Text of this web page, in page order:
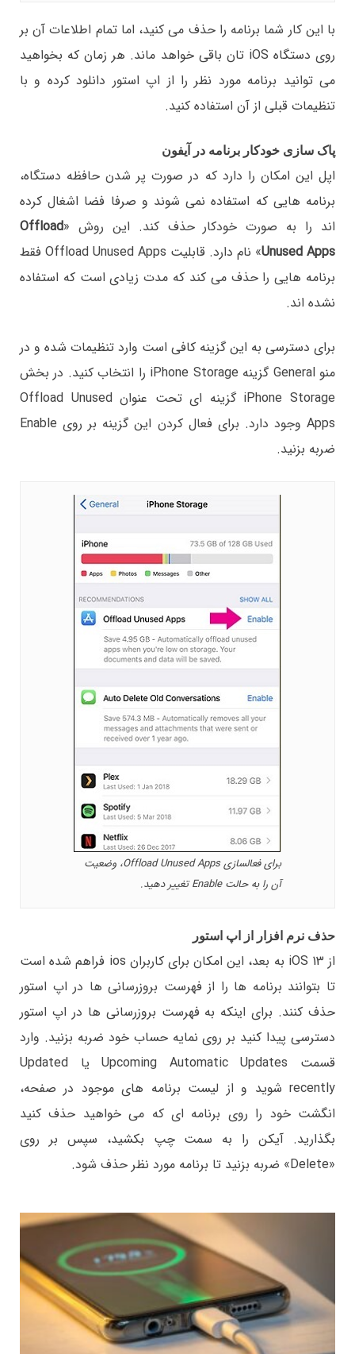
با این کار شما برنامه را حذف می کنید، اما تمام اطلاعات آن بر
روی دستگاه iOS تان باقی خواهد ماند. هر زمان که بخواهید
می توانید برنامه مورد نظر را از اپ استور دانلود کرده و با
تنظیمات قبلی از آن استفاده کنید.
پاک سازی خودکار برنامه در آیفون
اپل این امکان را دارد که در صورت پر شدن حافظه دستگاه،
برنامه هایی که استفاده نمی شوند و صرفا فضا اشغال کرده
اند را به صورت خودکار حذف کند. این روش «Offload
Unused Apps
» نام دارد. قابلیت Offload Unused Apps فقط
برنامه هایی را حذف می کند که مدت زیادی است که استفاده
نشده اند.
برای دسترسی به این گزینه کافی است وارد تنظیمات شده و در
منو General گزینه iPhone Storage را انتخاب کنید. در بخش
iPhone Storage گزینه ای تحت عنوان Offload Unused
Apps وجود دارد. برای فعال کردن این گزینه بر روی Enable
ضربه بزنید.
برای فعالسازی Offload Unused Apps، وضعیت
آن را به حالت Enable تغییر دهید.
حذف نرم افزار از اپ استور
از iOS 13 به بعد، این امکان برای کاربران ios فراهم شده است
تا بتوانند برنامه ها را از فهرست بروزرسانی ها در اپ استور
حذف کنند. برای اینکه به فهرست بروزرسانی ها در اپ استور
دسترسی پیدا کنید بر روی نمایه حساب خود ضربه بزنید. وارد
قسمت Upcoming Automatic Updates یا Updated
recently شوید و از لیست برنامه های موجود در صفحه،
انگشت خود را روی برنامه ای که می خواهید حذف کنید
بگذارید. آیکن را به سمت چپ بکشید، سپس بر روی
«Delete» ضربه بزنید تا برنامه مورد نظر حذف شود.